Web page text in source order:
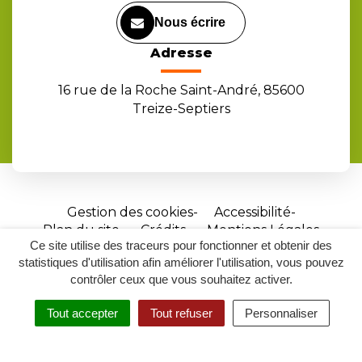
Ce site utilise des traceurs pour fonctionner et obtenir des
statistiques d'utilisation afin améliorer l'utilisation, vous pouvez
contrôler ceux que vous souhaitez activer.
Tout accepter Tout refuser Personnaliser
RECHERCHER
ACCESSIBILITÉ
Nous écrire
Adresse
16 rue de la Roche Saint-André, 85600
Treize-Septiers
Gestion des cookies
Accessibilité
Plan du site
Crédits
Mentions Légales
Site
réalisé
par
Inovagora